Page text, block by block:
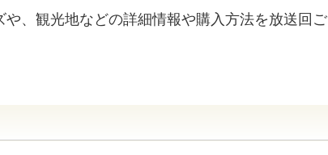
や、観光地などの詳細情報や購入方法を放送回ご